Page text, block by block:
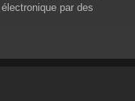
par des